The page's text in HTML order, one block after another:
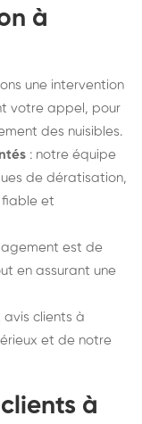
à
une intervention
votre appel, pour
des nuisibles.
: notre équipe
de dératisation,
fiable et
est de
en assurant une
avis clients à
et de notre
à